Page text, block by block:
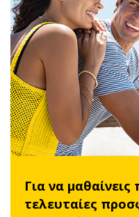
Για να
τελευταίες